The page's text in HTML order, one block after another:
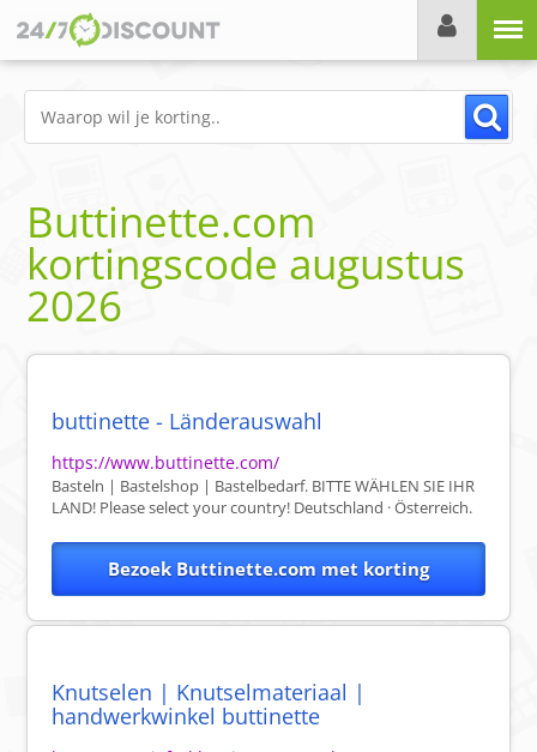
Buttinette.com
kortingscode augustus
2026
buttinette - Länderauswahl
https://www.buttinette.com/
Basteln | Bastelshop | Bastelbedarf. BITTE WÄHLEN SIE IHR
LAND! Please select your country! Deutschland · Österreich.
Bezoek Buttinette.com met korting
Knutselen | Knutselmateriaal |
handwerkwinkel buttinette